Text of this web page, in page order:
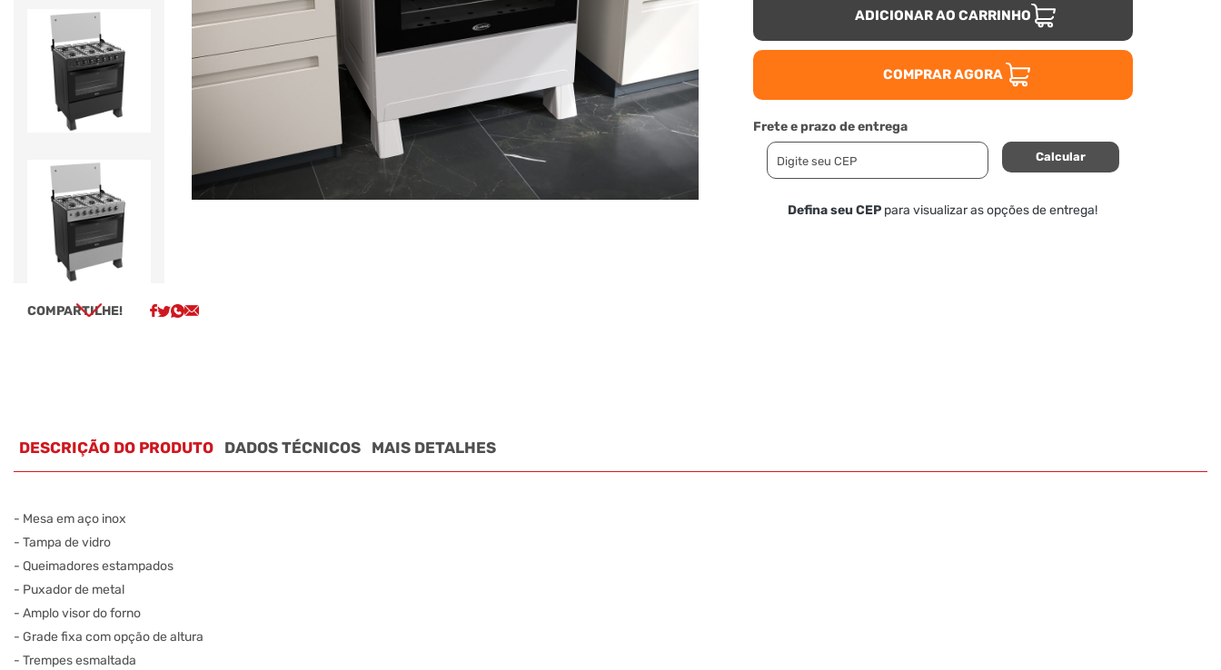
COMPARTILHE!
ADICIONAR AO CARRINHO
COMPRAR AGORA
Frete e prazo de entrega
Calcular
Defina seu CEP para visualizar as opções de entrega!
DESCRIÇÃO DO PRODUTO DADOS TÉCNICOS MAIS DETALHES
- Mesa em aço inox
- Tampa de vidro
- Queimadores estampados
- Puxador de metal
- Amplo visor do forno
- Grade fixa com opção de altura
- Trempes esmaltada